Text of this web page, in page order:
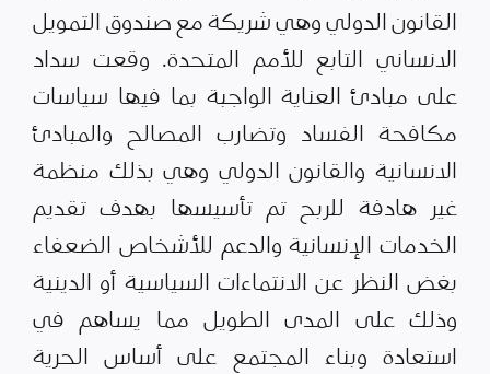
القانون الدولي وهي شريكة مع صندوق التمويل
الانساني التابع للأمم المتحدة. وقعت سداد
على مبادئ العناية الواجبة بما فيها سياسات
مكافحة الفساد وتضارب المصالح والمبادئ
الانسانية والقانون الدولي وهي بذلك منظمة
غير هادفة للربح تم تأسيسها بهدف تقديم
الخدمات الإنسانية والدعم للأشخاص الضعفاء
بغض النظر عن الانتماءات السياسية أو الدينية
وذلك على المدى الطويل مما يساهم في
استعادة وبناء المجتمع على أساس الحرية